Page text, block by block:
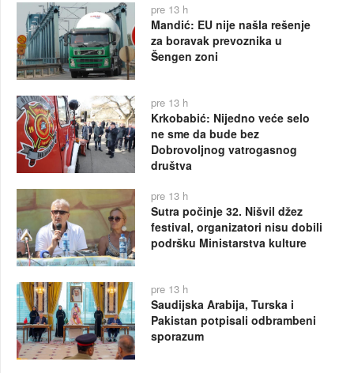
pre 13 h
Mandić: EU nije našla rešenje
za boravak prevoznika u
Šengen zoni
pre 13 h
Krkobabić: Nijedno veće selo
ne sme da bude bez
Dobrovoljnog vatrogasnog
društva
pre 13 h
Sutra počinje 32. Nišvil džez
festival, organizatori nisu dobili
podršku Ministarstva kulture
pre 13 h
Saudijska Arabija, Turska i
Pakistan potpisali odbrambeni
sporazum